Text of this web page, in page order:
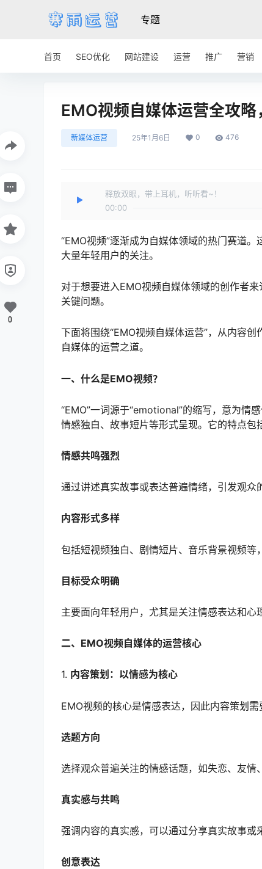
专题
首页 SEO优化 网站建设 运营 推广 营销
EMO视频自媒体运营全攻
新媒体运营 25年1月6日 0 476
释放双眼，带上耳机，听听看~！
00:00
“EMO视频”逐渐成为自媒体领域的热门赛道
大量年轻用户的关注。
对于想要进入EMO视频自媒体领域的创作者
关键问题。
下面将围绕“EMO视频自媒体运营”，从内容
自媒体的运营之道。
一、什么是EMO视频？
“EMO”一词源于“emotional”的缩写，意为情
情感独白、故事短片等形式呈现。它的特点包
情感共鸣强烈
通过讲述真实故事或表达普遍情绪，引发观众
内容形式多样
包括短视频独白、剧情短片、音乐背景视频等
目标受众明确
主要面向年轻用户，尤其是关注情感表达和心
二、EMO视频自媒体的运营核心
1. 内容策划：以情感为核心
EMO视频的核心是情感表达，因此内容策划需
选题方向
选择观众普遍关注的情感话题，如失恋、友情
真实感与共鸣
强调内容的真实感，可以通过分享真实故事或
创意表达
0